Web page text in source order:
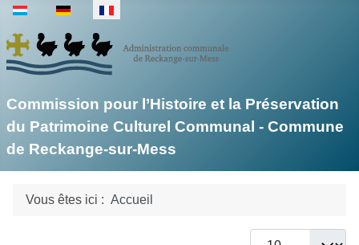
Sélectionnez votre langue
Commission pour l’Histoire et la Préservation
du Patrimoine Culturel Communal - Commune
de Reckange-sur-Mess
Vous êtes ici : Accueil
Afficher #